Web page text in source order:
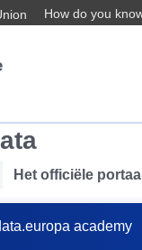
How do you
Het officiële
academy